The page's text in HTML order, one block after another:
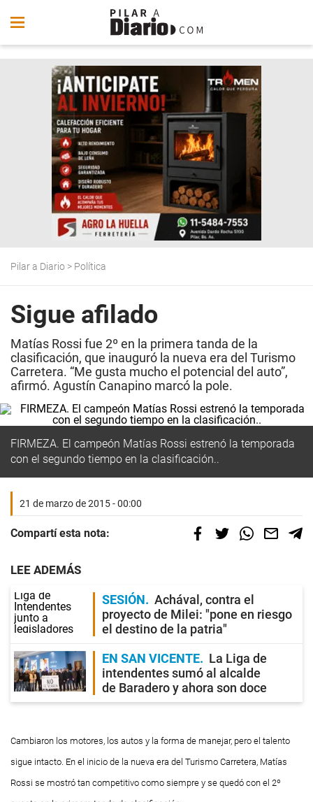
Pilar a Diario > Política
Sigue afilado
Matías Rossi fue 2º en la primera tanda de la
clasificación, que inauguró la nueva era del Turismo
Carretera. “Me gusta mucho el potencial del auto”,
afirmó. Agustín Canapino marcó la pole.
FIRMEZA. El campeón Matías Rossi estrenó la temporada
con el segundo tiempo en la clasificación..
21 de marzo de 2015 - 00:00
Compartí esta nota:
LEE ADEMÁS
SESIÓN
Achával, contra el
proyecto de Milei: "pone en riesgo
el destino de la patria"
EN SAN VICENTE
La Liga de
intendentes sumó al alcalde
de Baradero y ahora son doce
Cambiaron los motores, los autos y la forma de manejar, pero el talento
sigue intacto. En el inicio de la nueva era del Turismo Carretera, Matías
Rossi se mostró tan competitivo como siempre y se quedó con el 2º